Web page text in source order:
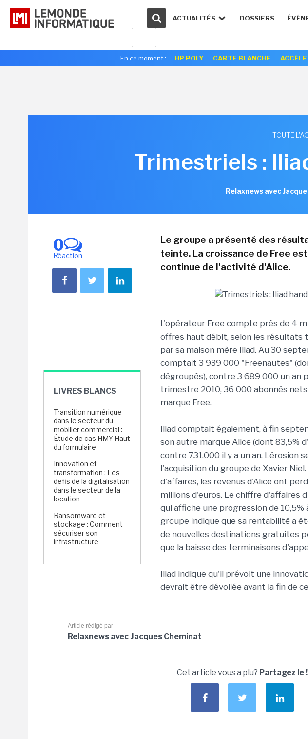
ACTUALITÉS DOSSIERS
En ce moment : HP POLY CARTE BLANCHE
TOUTE
Trimestriels :
Relaxnews avec
0
Réaction
LIVRES BLANCS
Transition numérique
dans le secteur du
mobilier commercial :
Étude de cas HMY Haut
du formulaire
Innovation et
transformation : Les
défis de la digitalisation
dans le secteur de la
location
Ransomware et
stockage : Comment
sécuriser son
infrastructure
Le groupe a présenté des
teinte. La croissance de Free
continue de l'activité d'Alice.
L'opérateur Free compte près de 4
offres haut débit, selon les résultats
par sa maison mère Iliad. Au 30
comptait 3 939 000 "Freenautes"
dégroupés), contre 3 689 000 un an
trimestre 2010, 36 000 abonnés
marque Free.
Iliad comptait également, à fin
son autre marque Alice (dont 83,5%
contre 731.000 il y a un an. L'érosion
l'acquisition du groupe de Xavier
d'affaires, les revenus d'Alice ont
millions d'euros. Le chiffre d'affaires
qui affiche une progression de 10,5%
groupe indique que sa rentabilité a
de nouvelles destinations gratuites
que la baisse des terminaisons
Iliad indique qu'il prévoit une
devrait être dévoilée avant la fin de
Article rédigé par
Relaxnews avec Jacques Cheminat
Cet article vous a plu? Partagez le !